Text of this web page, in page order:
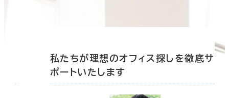
私たちが理想のオフィス探しを徹底サ
ポートいたします